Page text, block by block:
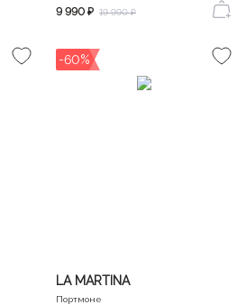
9 990 ₽ 19 990 ₽
-60%
LA MARTINA
Портмоне